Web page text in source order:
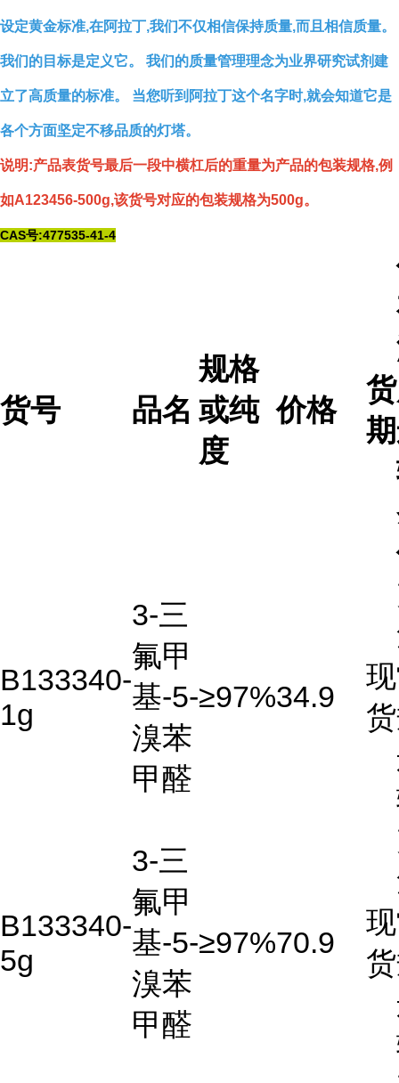
设定黄金标准,在阿拉丁,我们不仅相信保持质量,而且相信质量。
我们的目标是定义它。 我们的质量管理理念为业界研究试剂建
立了高质量的标准。 当您听到阿拉丁这个名字时,就会知道它是
各个方面坚定不移品质的灯塔。
说明:产品表货号最后一段中横杠后的重量为产品的包装规格,例
如A123456-500g,该货号对应的包装规格为500g。
CAS号:477535-41-4
货号 品名
规格
或纯
度
价格
货
期
B133340-
1g
3-三
氟甲
基-5-
溴苯
甲醛
≥97%34.9
现
货
B133340-
5g
3-三
氟甲
基-5-
溴苯
甲醛
≥97%70.9
现
货